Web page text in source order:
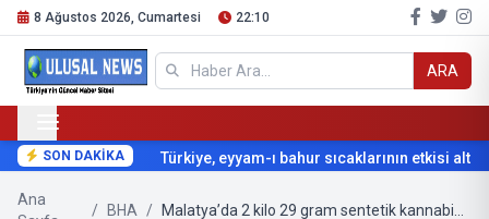
8 Ağustos 2026, Cumartesi 22:10
ARA
SON DAKİKA Türkiye, eyyam-ı bahur sıcaklarının etkisi
Ana
/ BHA /